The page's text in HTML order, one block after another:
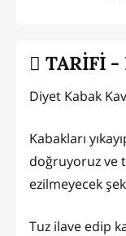
TARİFİ -
Diyet Kabak
Kabakları
doğruyoruz ve
ezilmeyecek
Tuz ilave edip